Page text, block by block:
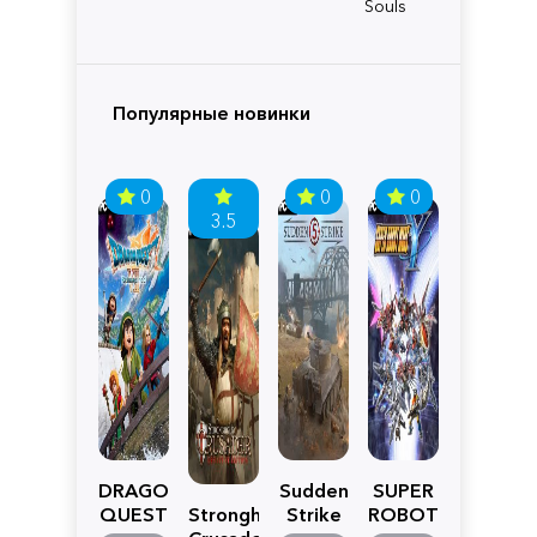
Souls
Популярные новинки
0
DRAGON
QUEST
3.5
Stronghold
0
Sudden
Strike
0
SUPER
ROBOT